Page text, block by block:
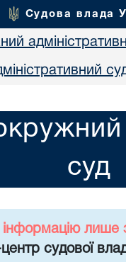
Судова влада
суд
лише
судової